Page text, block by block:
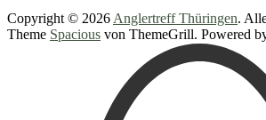
Copyright © 2026Anglertreff Thüringen.
Theme Spacious von ThemeGrill. Powered